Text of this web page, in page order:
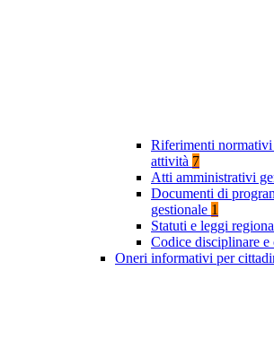
Riferimenti normativi
attività 7
Atti amministrativi
Documenti di
gestionale 1
Statuti e leggi
Codice disciplinare e
Oneri informativi per